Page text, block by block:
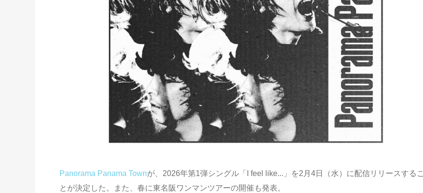
Panorama Panama Townが、2026年第1弾シングル「I feel like...」を2月4日（水）に配信リリースするこ
とが決定した。また、春に東名阪ワンマンツアーの開催も発表。